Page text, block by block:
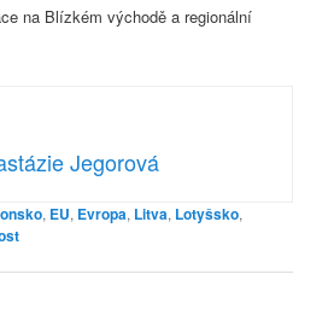
na Blízkém východě a regionální
Jegorová
, EU, Evropa, Litva, Lotyšsko,